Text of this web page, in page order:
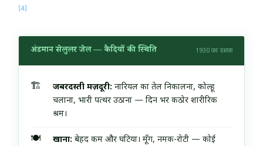
[4]
अंडमान सेलुलर जेल — कैदियों की स्थिति 1930 का दशक
🏗️ जबरदस्ती मज़दूरी: नारियल का तेल निकालना, कोल्हू
चलाना, भारी पत्थर उठाना — दिन भर कठोर शारीरिक
श्रम।
🍽️ खाना: बेहद कम और घटिया। मूँग, नमक-रोटी — कोई